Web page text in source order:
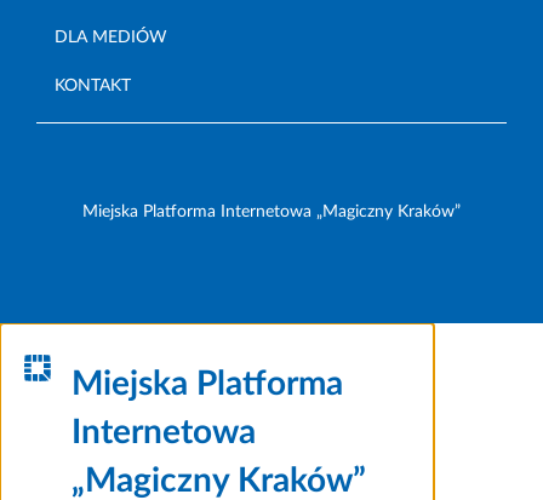
DLA MEDIÓW
KONTAKT
Miejska Platforma Internetowa „Magiczny Kraków”
Miejska Platforma
Internetowa
„Magiczny Kraków”